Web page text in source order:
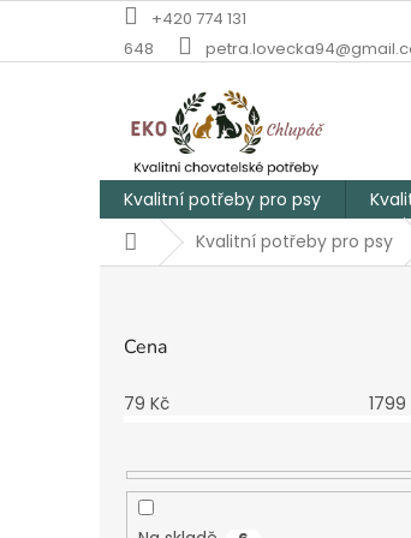
obsah
+420 774 131
648
Kvalitní potřeby pro psy
DomůKvalitní potřeby pro psy
Cena
79 Kč 1799